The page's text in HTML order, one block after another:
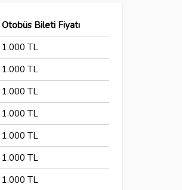
Otobüs Bileti Fiyatı
1.000 TL
1.000 TL
1.000 TL
1.000 TL
1.000 TL
1.000 TL
1.000 TL